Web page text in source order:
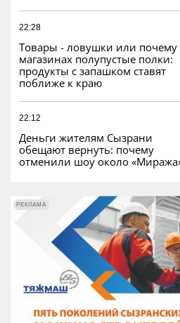
22:28
Товары - ловушки или почему
магазинах полупустые полки:
продукты с запашком ставят
поближе к краю
22:12
Деньги жителям Сызрани
обещают вернуть: почему
отменили шоу около
РЕКЛАМА РЕКЛАМА